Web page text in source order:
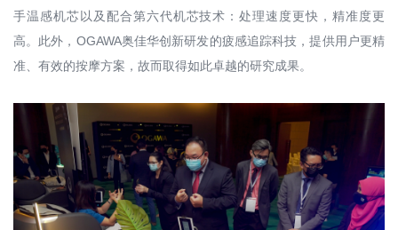
手温感机芯以及配合第六代机芯技术：处理速度更快，精准度更
高。此外，OGAWA奥佳华创新研发的疲感追踪科技，提供用户更精
准、有效的按摩方案，故而取得如此卓越的研究成果。